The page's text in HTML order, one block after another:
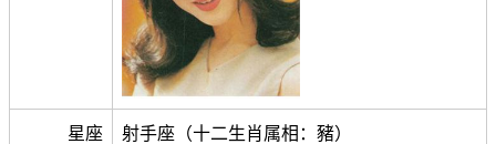
星座 射手座（十二生肖属相：豬）